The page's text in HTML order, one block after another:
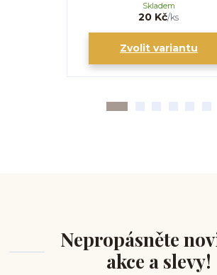
20 Kč/ks
Skladem
Zvolit variantu
Nepropásněte
akce a slevy!